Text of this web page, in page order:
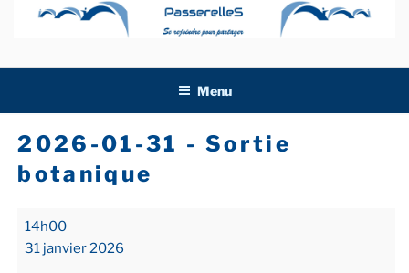
Menu
2026-01-31 - Sortie
botanique
2026-
01-
14h00
31 janvier 2026